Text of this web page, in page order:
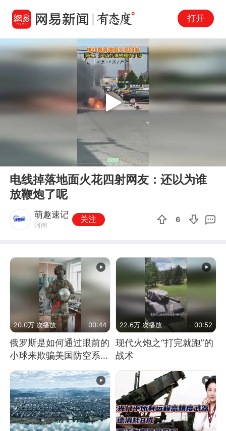
打开
Play
电线掉落地面火花四射网友：还以为谁
放鞭炮了呢
萌趣速记
河南
关注 6
20.0万 次播放 00:44
俄罗斯是如何通过眼前的
小球来欺骗美国防空系统
的
22.6万 次播放 00:52
现代火炮之“打完就跑”的
战术